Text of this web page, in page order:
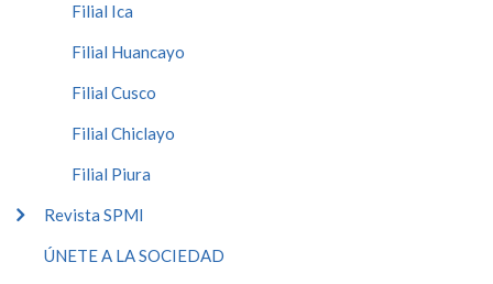
Filial Ica
Filial Huancayo
Filial Cusco
Filial Chiclayo
Filial Piura
Revista SPMI
ÚNETE A LA SOCIEDAD